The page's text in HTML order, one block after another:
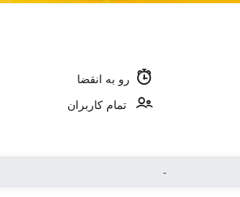
رو به انقضا
تمام کاربران